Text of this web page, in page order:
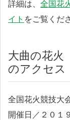
詳細は、 全国花
イト をご覧くだ
大曲の花火
のアクセス
全国花火競技大
開催日／２０１